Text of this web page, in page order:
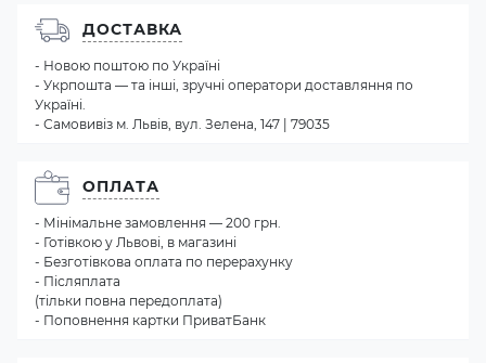
ДОСТАВКА
- Новою поштою по Україні
- Укрпошта — та інші, зручні оператори доставляння по
Україні.
- Самовивіз м. Львів, вул. Зелена, 147 | 79035
ОПЛАТА
- Мінімальне замовлення — 200 грн.
- Готівкою у Львові, в магазині
- Безготівкова оплата по перерахунку
- Післяплата
(тільки повна передоплата)
- Поповнення картки ПриватБанк